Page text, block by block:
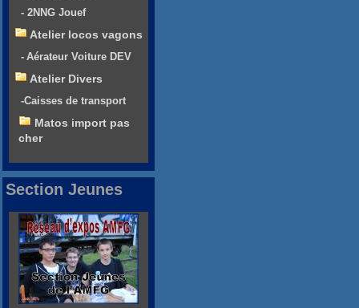
- 2NNG Jouef
Atelier locos vagons
- Aérateur Voiture DEV
Atelier Divers
-Caisses de transport
Matos import pas
cher
Section Jeunes